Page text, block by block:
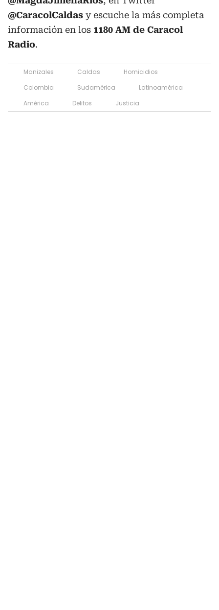
@CaracolCaldas y escuche la más completa
información en los 1180 AM de Caracol
Radio.
Manizales Caldas
Homicidios
Colombia
Sudamérica
Latinoamérica
América
Delitos Justicia